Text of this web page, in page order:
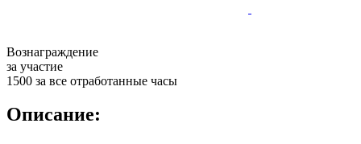
Вознаграждение
за участие
1500 за все отработанные часы
Описание: